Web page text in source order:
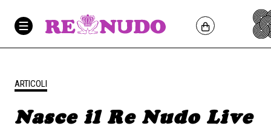
ARTICOLI
Nasce il Re Nudo Live